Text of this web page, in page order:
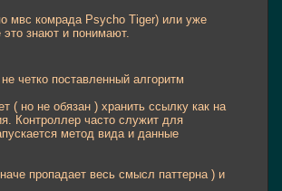
мвс комрада Psycho Tiger) или уже
знают и понимают.
четко поставленный алгоритм
( но не обязан ) хранить ссылку как на
Контроллер часто служит для
метод вида и данные
пропадает весь смысл паттерна ) и